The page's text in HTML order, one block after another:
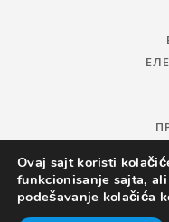
Ovaj sajt koristi
funkcionisanje sajta,
podešavanje kolačića